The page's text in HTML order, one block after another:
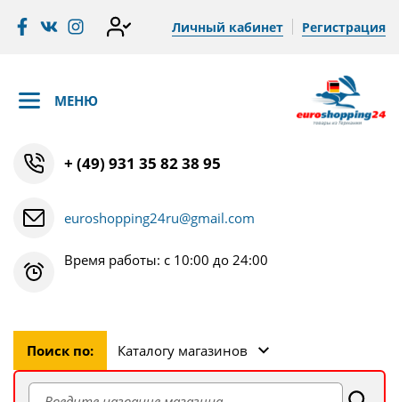
Личный кабинет Регистрация
МЕНЮ
+ (49) 931 35 82 38 95
euroshopping24ru@gmail.com
Время работы: с 10:00 до 24:00
Поиск по: Каталогу магазинов